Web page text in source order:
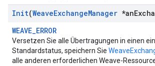
Init(WeaveExchangeManager *an
WEAVE_ERROR
Versetzen Sie alle Übertragungen in einen
Standardstatus, speichern Sie
alle anderen erforderlichen Weave-